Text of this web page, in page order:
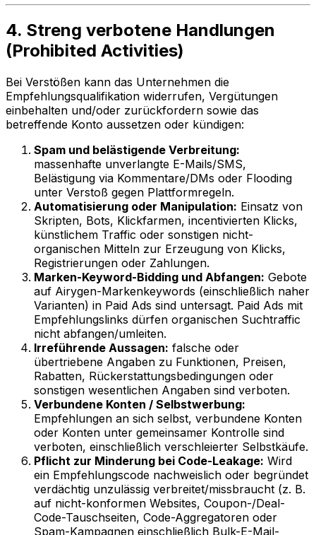
4. Streng verbotene Handlungen
(Prohibited Activities)
Bei Verstößen kann das Unternehmen die
Empfehlungsqualifikation widerrufen, Vergütungen
einbehalten und/oder zurückfordern sowie das
betreffende Konto aussetzen oder kündigen:
Spam und belästigende Verbreitung:
massenhafte unverlangte E-Mails/SMS,
Belästigung via Kommentare/DMs oder Flooding
unter Verstoß gegen Plattformregeln.
Automatisierung oder Manipulation: Einsatz von
Skripten, Bots, Klickfarmen, incentivierten Klicks,
künstlichem Traffic oder sonstigen nicht-
organischen Mitteln zur Erzeugung von Klicks,
Registrierungen oder Zahlungen.
Marken-Keyword-Bidding und Abfangen: Gebote
auf Airygen-Markenkeywords (einschließlich naher
Varianten) in Paid Ads sind untersagt. Paid Ads mit
Empfehlungslinks dürfen organischen Suchtraffic
nicht abfangen/umleiten.
Irreführende Aussagen: falsche oder
übertriebene Angaben zu Funktionen, Preisen,
Rabatten, Rückerstattungsbedingungen oder
sonstigen wesentlichen Angaben sind verboten.
Verbundene Konten / Selbstwerbung:
Empfehlungen an sich selbst, verbundene Konten
oder Konten unter gemeinsamer Kontrolle sind
verboten, einschließlich verschleierter Selbstkäufe.
Pflicht zur Minderung bei Code-Leakage: Wird
ein Empfehlungscode nachweislich oder begründet
verdächtig unzulässig verbreitet/missbraucht (z. B.
auf nicht-konformen Websites, Coupon-/Deal-
Code-Tauschseiten, Code-Aggregatoren oder
Spam-Kampagnen einschließlich Bulk-E-Mail-